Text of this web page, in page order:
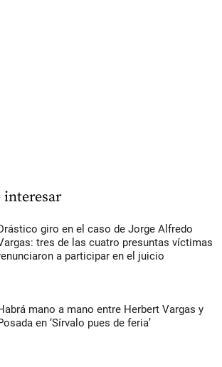
interesar
giro en el caso de Jorge Alfredo
tres de las cuatro presuntas víctimas
a participar en el juicio
mano a mano entre Herbert Vargas y
en ‘Sírvalo pues de feria’